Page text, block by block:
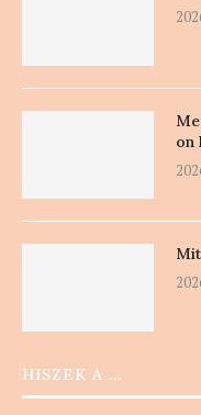
on
HISZEK A …